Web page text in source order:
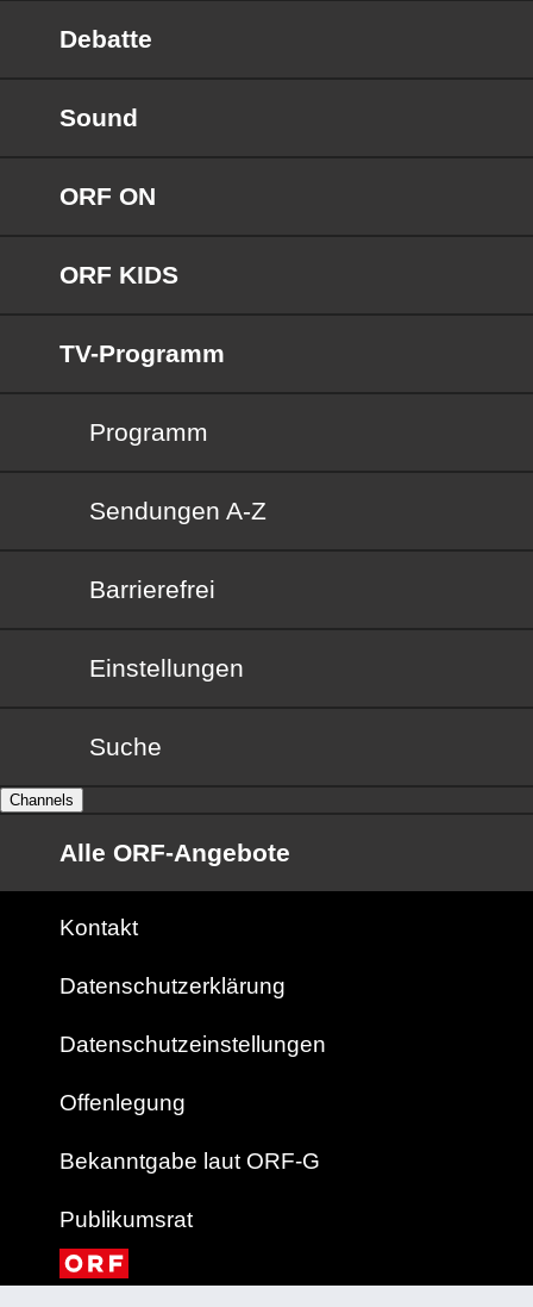
Debatte
Sound
ORF ON
ORF KIDS
TV-Programm
Programm
Sendungen von A bis Z
Sendungen A-Z
Barrierefrei
Barrierefrei
Einstellungen
Suche
Channels
Alle ORF-Angebote
Kontakt
Datenschutzerklärung
Datenschutzeinstellungen
Offenlegung
Bekanntgabe laut ORF-G
Publikumsrat